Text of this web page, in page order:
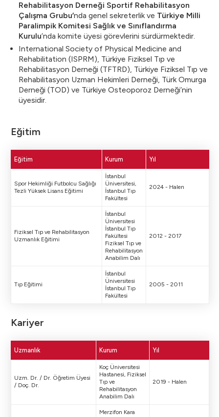
Rehabilitasyon Derneği Sportif Rehabilitasyon
Çalışma Grubu’nda genel sekreterlik ve Türkiye Milli
Paralimpik Komitesi Sağlık ve Sınıflandırma
Kurulu’nda komite üyesi görevlerini sürdürmektedir.
International Society of Physical Medicine and
Rehabilitation (ISPRM), Türkiye Fiziksel Tıp ve
Rehabilitasyon Derneği (TFTRD), Türkiye Fiziksel Tıp ve
Rehabilitasyon Uzman Hekimleri Derneği, Türk Omurga
Derneği (TOD) ve Türkiye Osteoporoz Derneği’nin
üyesidir.
Eğitim
Eğitim Kurum Yıl
Spor Hekimliği Futbolcu Sağlığı
Tezli Yüksek Lisans Eğitimi
İstanbul
Üniversitesi,
İstanbul Tıp
Fakültesi
2024 - Halen
Fiziksel Tıp ve Rehabilitasyon
Uzmanlık Eğitimi
İstanbul
Üniversitesi
İstanbul Tıp
Fakültesi
Fiziksel Tıp ve
Rehabilitasyon
Anabilim Dalı
2012 - 2017
Tıp Eğitimi
İstanbul
Üniversitesi
İstanbul Tıp
Fakültesi
2005 - 2011
Kariyer
Uzmanlık Kurum Yıl
Uzm. Dr. / Dr. Öğretim Üyesi
/ Doç. Dr.
Koç Üniversitesi
Hastanesi, Fiziksel
Tıp ve
Rehabilitasyon
Anabilim Dalı
2019 - Halen
Merzifon Kara